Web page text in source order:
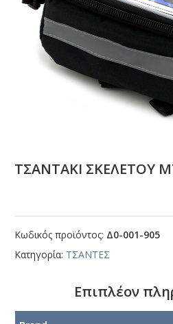
ΤΣΑΝΤΑΚΙ ΣΚΕΛΕΤΟΥ
Κωδικός προϊόντος: Δ0-001-905
Κατηγορία: ΤΣΑΝΤΕΣ
Επιπλέον